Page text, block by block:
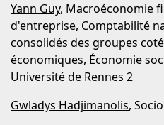
Yann Guy, Macroéconomie
d'entreprise, Comptabilité
consolidés des groupes
économiques, Économie
Université de Rennes 2
Gwladys Hadjimanolis,